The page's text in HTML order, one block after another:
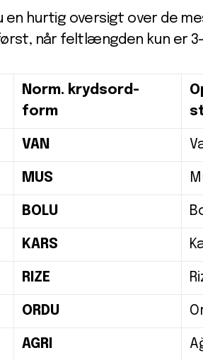
en hurtig oversigt over de
når feltlængden kun er
Norm. krydsord-
form
VAN
MUS
BOLU
KARS
RIZE
ORDU
AGRI